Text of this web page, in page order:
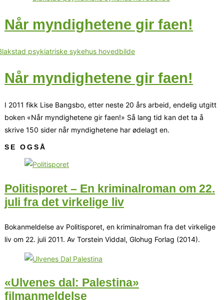
Når myndighetene gir faen!
Når myndighetene gir faen!
I 2011 fikk Lise Bangsbo, etter neste 20 års arbeid, endelig utgitt
boken «Når myndighetene gir faen!» Så lang tid kan det ta å
skrive 150 sider når myndighetene har ødelagt en.
SE OGSÅ
Politisporet – En kriminalroman om 22.
juli fra det virkelige liv
Bokanmeldelse av Politisporet, en kriminalroman fra det virkelige
liv om 22. juli 2011. Av Torstein Viddal, Glohug Forlag (2014).
«Ulvenes dal: Palestina»
filmanmeldelse